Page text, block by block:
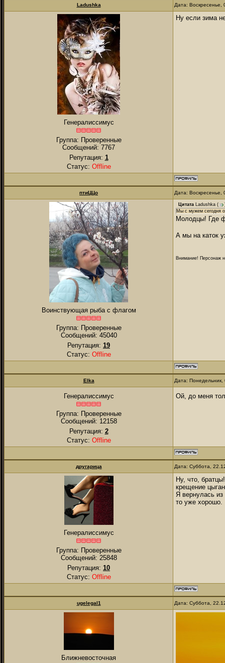
Ladushka Дата:
Генералиссимус
Группа: Проверенные
Сообщений: 7767
Репутация: 1
Статус: Offline
Ну если зима
птиЦЦо Дата:
Воинствующая рыба с флагом
Группа: Проверенные
Сообщений: 45040
Репутация: 19
Статус: Offline
Цитата Ladushka (
Мы с мужем сегодня
Молодцы! Где
А мы на каток
Внимание! Персонаж
Elka Дата:
Генералиссимус
Группа: Проверенные
Сообщений: 12158
Репутация: 2
Статус: Offline
Ой, до меня
другарица Дата: Суббота,
Генералиссимус
Группа: Проверенные
Сообщений: 25848
Репутация: 10
Статус: Offline
Ну, что,
крещение
Я вернулась
то уже хорошо.
ugelegal1 Дата: Суббота,
Ближневосточная